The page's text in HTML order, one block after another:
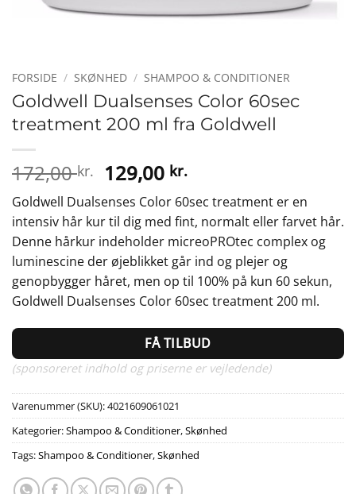
FORSIDE / SKØNHED / SHAMPOO & CONDITIONER
Goldwell Dualsenses Color 60sec
treatment 200 ml fra Goldwell
172,00kr. Den
oprindelige
pris
var:
172,00 kr..
129,00 kr.Den
aktuelle
pris
er:
129,00 kr..
Goldwell Dualsenses Color 60sec treatment er en
intensiv hår kur til dig med fint, normalt eller farvet hår.
Denne hårkur indeholder micreoPROtec complex og
luminescine der øjeblikket går ind og plejer og
genopbygger håret, men op til 100% på kun 60 sekun,
Goldwell Dualsenses Color 60sec treatment 200 ml.
FÅ TILBUD
(sponsoreret indhold og priserne er vejledende)
Varenummer (SKU):4021609061021
Kategorier:Shampoo & Conditioner,Skønhed
Tags:Shampoo & Conditioner,Skønhed